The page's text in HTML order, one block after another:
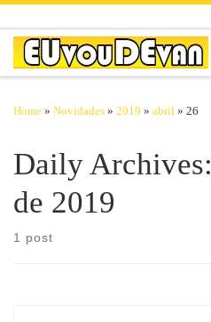
Home » Novidades » 2019 » abril » 26
Daily Archives:
de 2019
1 post